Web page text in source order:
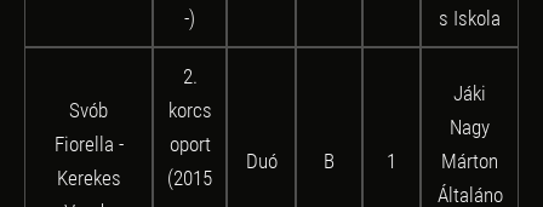
-)
s Iskola
Svób
Fiorella -
Kerekes
2.
korcs
oport
(2015
Duó B 1
Jáki
Nagy
Márton
Általáno